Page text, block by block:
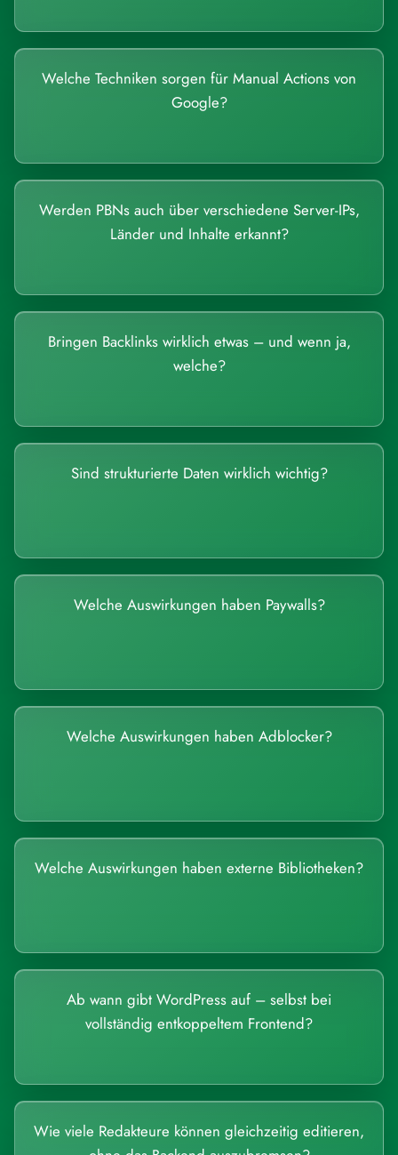
Welche Techniken sorgen für Manual Actions von
Google?
Werden PBNs auch über verschiedene Server-IPs,
Länder und Inhalte erkannt?
Bringen Backlinks wirklich etwas – und wenn ja,
welche?
Sind strukturierte Daten wirklich wichtig?
Welche Auswirkungen haben Paywalls?
Welche Auswirkungen haben Adblocker?
Welche Auswirkungen haben externe Bibliotheken?
Ab wann gibt WordPress auf – selbst bei
vollständig entkoppeltem Frontend?
Wie viele Redakteure können gleichzeitig editieren,